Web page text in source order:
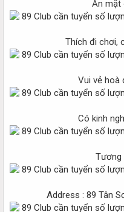
Ăn mặt
Thích đi chơi,
Vui vẻ hoà
Có kinh
Tương
Address : 89 Tân